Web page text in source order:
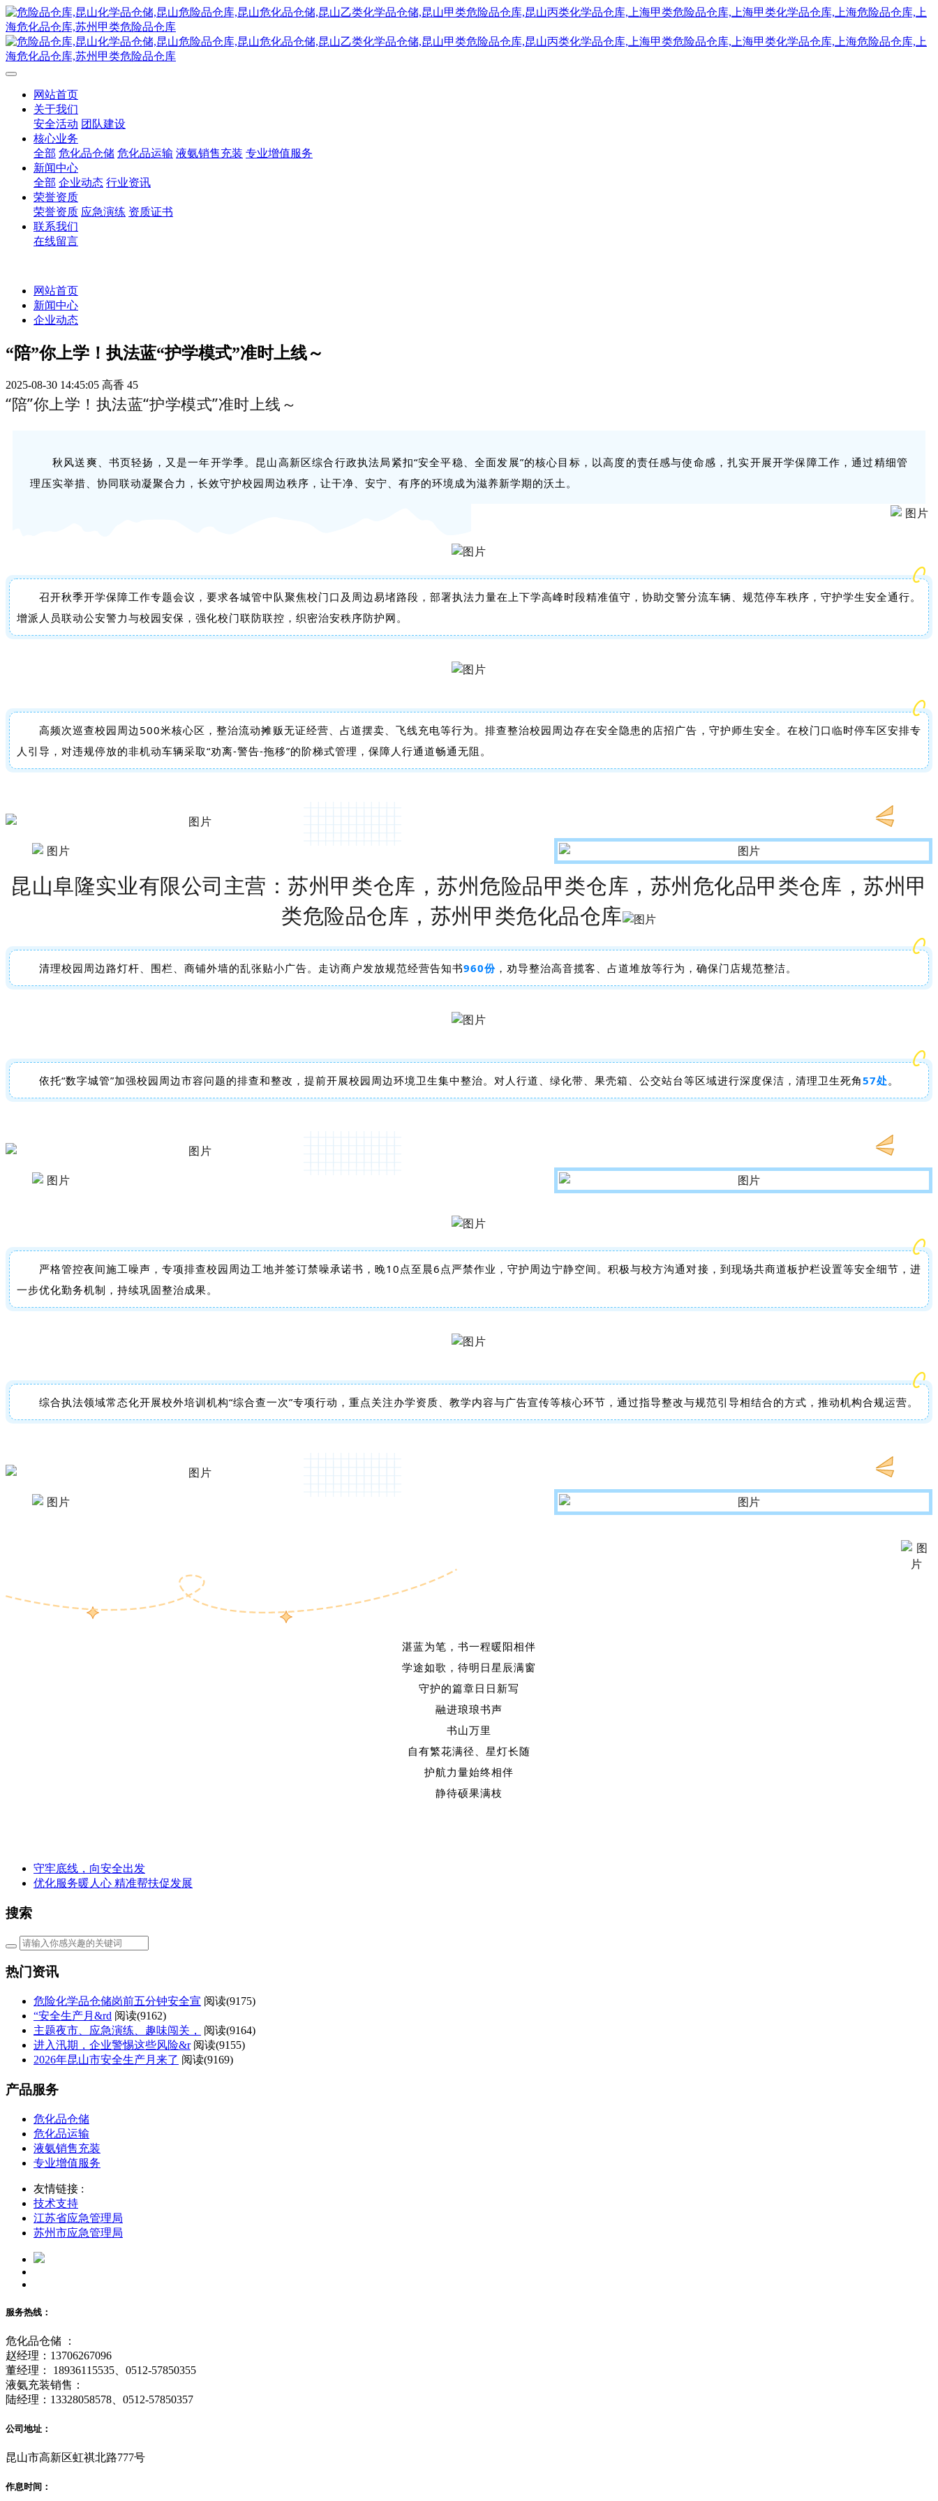
网站首页
关于我们
安全活动 团队建设
核心业务
全部 危化品仓储 危化品运输 液氨销售充装 专业增值服务
新闻中心
全部 企业动态 行业资讯
荣誉资质
荣誉资质 应急演练 资质证书
联系我们
在线留言
网站首页
新闻中心
企业动态
“陪”你上学！执法蓝“护学模式”准时上线～
2025-08-30 14:45:05 高香 45
“陪”你上学！执法蓝“护学模式”准时上线～
秋风送爽、书页轻扬，又是一年开学季。昆山高新区综合行政执法局紧扣“安全平稳、全面发展”的核心目标，以高度的责任感与使命感，扎实开展开学保障工作，通过精细管
理压实举措、协同联动凝聚合力，长效守护校园周边秩序，让干净、安宁、有序的环境成为滋养新学期的沃土。
召开秋季开学保障工作专题会议，要求各城管中队聚焦校门口及周边易堵路段，部署执法力量在上下学高峰时段精准值守，协助交警分流车辆、规范停车秩序，守护学生安全通行。
增派人员联动公安警力与校园安保，强化校门联防联控，织密治安秩序防护网。
高频次巡查校园周边500米核心区，整治流动摊贩无证经营、占道摆卖、飞线充电等行为。排查整治校园周边存在安全隐患的店招广告，守护师生安全。在校门口临时停车区安排专
人引导，对违规停放的非机动车辆采取“劝离-警告-拖移”的阶梯式管理，保障人行通道畅通无阻。
昆山阜隆实业有限公司主营：苏州甲类仓库，苏州危险品甲类仓库，苏州危化品甲类仓库，苏州甲
类危险品仓库，苏州甲类危化品仓库
清理校园周边路灯杆、围栏、商铺外墙的乱张贴小广告。走访商户发放规范经营告知书960份，劝导整治高音揽客、占道堆放等行为，确保门店规范整洁。
依托“数字城管”加强校园周边市容问题的排查和整改，提前开展校园周边环境卫生集中整治。对人行道、绿化带、果壳箱、公交站台等区域进行深度保洁，清理卫生死角57处。
严格管控夜间施工噪声，专项排查校园周边工地并签订禁噪承诺书，晚10点至晨6点严禁作业，守护周边宁静空间。积极与校方沟通对接，到现场共商道板护栏设置等安全细节，进
一步优化勤务机制，持续巩固整治成果。
综合执法领域常态化开展校外培训机构“综合查一次”专项行动，重点关注办学资质、教学内容与广告宣传等核心环节，通过指导整改与规范引导相结合的方式，推动机构合规运营。
湛蓝为笔，书一程暖阳相伴
学途如歌，待明日星辰满窗
守护的篇章日日新写
融进琅琅书声
书山万里
自有繁花满径、星灯长随
护航力量始终相伴
静待硕果满枝
守牢底线，向安全出发
优化服务暖人心 精准帮扶促发展
搜索
热门资讯
危险化学品仓储岗前五分钟安全宣 阅读(9175)
“安全生产月&rd 阅读(9162)
主题夜市、应急演练、趣味闯关，
阅读(9164)
进入汛期，企业警惕这些风险&r 阅读(9155)
2026年昆山市安全生产月来了 阅读(9169)
产品服务
危化品仓储
危化品运输
液氨销售充装
专业增值服务
友情链接 :
技术支持
江苏省应急管理局
苏州市应急管理局
服务热线：
危化品仓储 ：
赵经理：13706267096
董经理： 18936115535、0512-57850355
液氨充装销售：
陆经理：13328058578、0512-57850357
公司地址：
昆山市高新区虹祺北路777号
作息时间：